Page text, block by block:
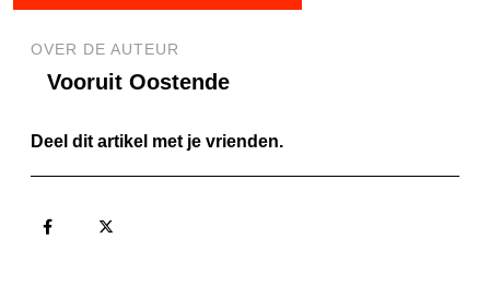
OVER DE AUTEUR
Vooruit Oostende
Deel dit artikel met je vrienden.